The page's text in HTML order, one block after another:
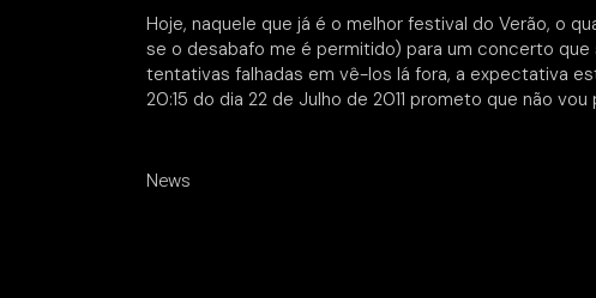
Hoje, naquele que já é o melhor festival do Verão, o
se o desabafo me é permitido) para um concerto que
tentativas falhadas em vê-los lá fora, a expectativa
20:15 do dia 22 de Julho de 2011 prometo que não
News